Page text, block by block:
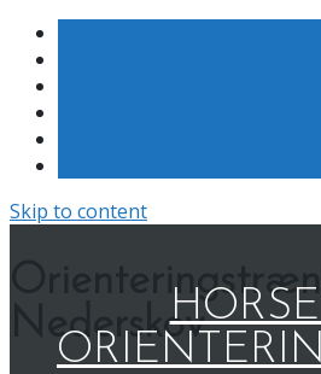
Skip to content
Nederskov